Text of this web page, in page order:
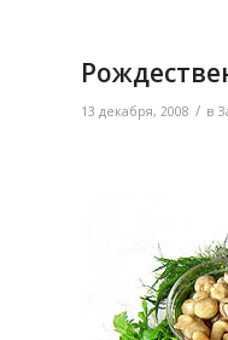
13 декабря, 2008 / в